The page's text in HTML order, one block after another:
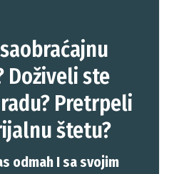
Doživeli ste
Pretrpeli
štetu?
odmah I sa svojim